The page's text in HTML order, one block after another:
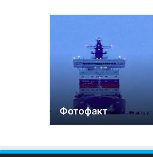
Фотофакт